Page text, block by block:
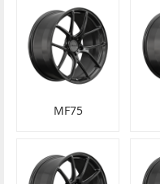
MF75